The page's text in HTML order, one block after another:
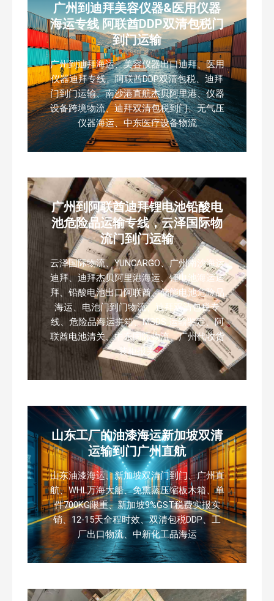
广州到迪拜美容仪器&医用仪器
海运专线 阿联酋DDP双清包税门
到门运输
广州到迪拜海运、美容仪器出口迪拜、医用
仪器迪拜专线、阿联酋DDP双清包税、迪拜
门到门运输、南沙港直航杰贝阿里港、仪器
设备跨境物流、迪拜双清包税到门、无气压
仪器海运、中东医疗设备物流
广州到阿联酋迪拜锂电池铅酸电
池危险品运输专线，云泽国际物
流门到门运输
云泽国际物流、YUNCARGO、广州南沙海运
迪拜、迪拜杰贝阿里港海运、锂电池海运迪
拜、铅酸电池出口阿联酋、储能电池危险品
海运、电池门到门物流、迪拜双清包税专
线、危险品海运拼箱、MSDS 运输鉴定、阿
联酋电池清关、中东国际物流、广州代收货
装柜报关
山东工厂的油漆海运新加坡双清
运输到门广州直航
山东油漆海运、新加坡双清门到门、广州直
航、WHL万海大船、免熏蒸压缩板木箱、单
件700KG限重、新加坡9%GST税费实报实
销、12-15天全程时效、双清包税DDP、工
厂出口物流、中新化工品海运